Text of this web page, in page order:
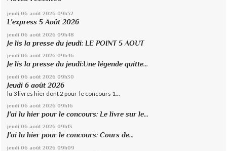
jeudi 06 août 2026 09h52
L'express 5 Août 2026
jeudi 06 août 2026 09h48
Je lis la presse du jeudi: LE POINT 5 AOUT
jeudi 06 août 2026 09h46
Je lis la presse du jeudi:Une légende quitte...
jeudi 06 août 2026 09h30
Jeudi 6 août 2026
lu 3 livres hier dont 2 pour le concours 1...
jeudi 06 août 2026 09h16
J'ai lu hier pour le concours: Le livre sur le...
jeudi 06 août 2026 09h13
J'ai lu hier pour le concours: Cours de...
jeudi 06 août 2026 09h09